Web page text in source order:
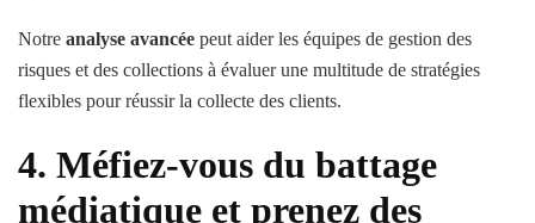
Notre analyse avancée peut aider les équipes de gestion des
risques et des collections à évaluer une multitude de stratégies
flexibles pour réussir la collecte des clients.
4. Méfiez-vous du battage
médiatique et prenez des